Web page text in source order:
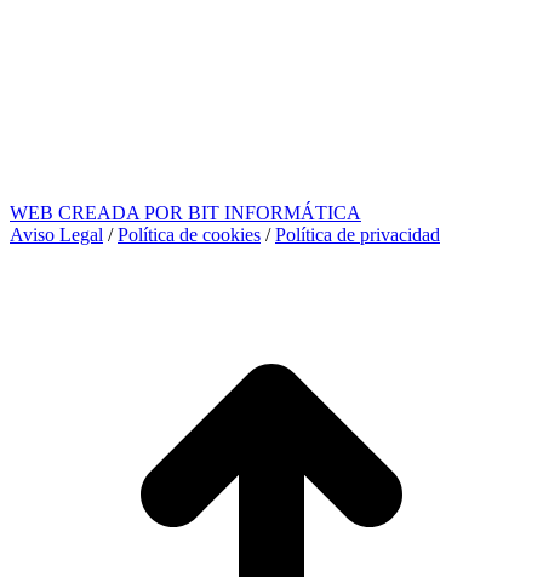
WEB CREADA POR BIT INFORMÁTICA
Aviso Legal /Política de cookies /Política de privacidad